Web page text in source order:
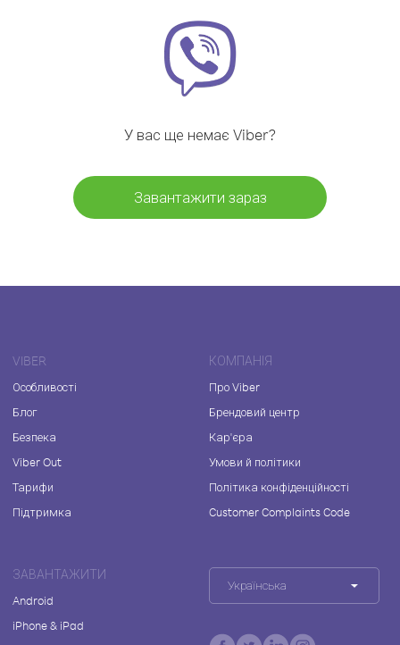
У вас ще немає Viber?
Завантажити зараз
VIBER
Особливості
Блог
Безпека
Viber Out
Тарифи
Підтримка
КОМПАНІЯ
Про Viber
Брендовий центр
Кар'єра
Умови й політики
Політика конфіденційності
Customer Complaints Code
ЗАВАНТАЖИТИ
Android
iPhone & iPad
Українська